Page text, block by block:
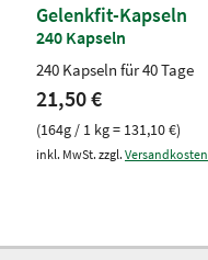
Gelenkfit-Kapseln
240 Kapseln
240 Kapseln für 40 Tage
21,50 €
(164g / 1 kg = 131,10 €)
inkl. MwSt. zzgl. Versandkosten